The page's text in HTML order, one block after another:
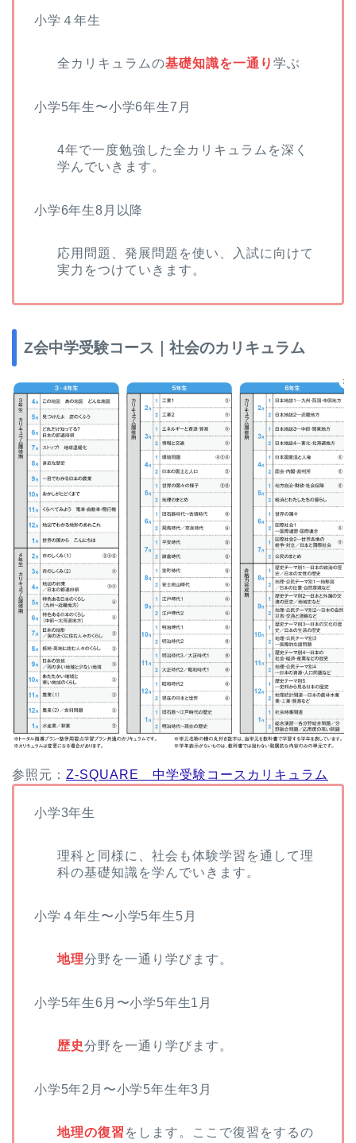
小学４年生
全カリキュラムの基礎知識を一通り 学ぶ
小学5年生〜小学6年生7月
4年で一度勉強した全カリキュラムを深く
学んでいきます。
小学6年生8月以降
応用問題、発展問題を使い、入試に向けて
実力をつけていきます。
Z会中学受験コース｜社会のカリキュラム
参照元： Z-SQUARE 中学受験コースカリキュラム
小学3年生
理科と同様に、社会も体験学習を通して理
科の基礎知識を学んでいきます。
小学４年生〜小学5年生5月
地理分野を一通り学びます。
小学5年生6月〜小学5年生1月
歴史分野を一通り学びます。
小学5年2月〜小学5年生年3月
地理の復習 をします。ここで復習をするの